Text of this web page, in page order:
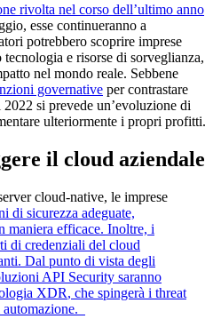
rivolta nel corso dell’ultimo anno
esse continueranno a
potrebbero scoprire imprese
e risorse di sorveglianza,
nel mondo reale. Sebbene
governative per contrastare
si prevede un’evoluzione di
ulteriormente i propri profitti.
il cloud aziendale
cloud-native, le imprese
di sicurezza adeguate,
maniera efficace. Inoltre, i
di credenziali del cloud
Dal punto di vista degli
API Security saranno
XDR, che spingerà i threat
e.